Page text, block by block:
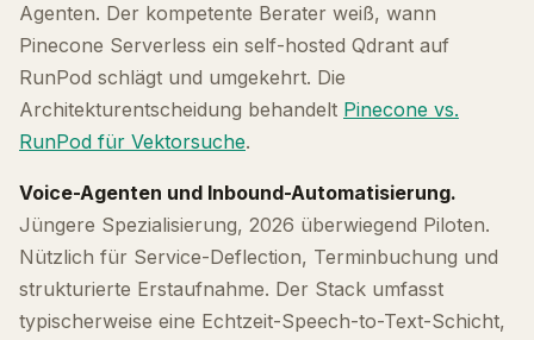
Agenten. Der kompetente Berater weiß, wann
Pinecone Serverless ein self-hosted Qdrant auf
RunPod schlägt und umgekehrt. Die
Architekturentscheidung behandelt Pinecone vs.
RunPod für Vektorsuche.
Voice-Agenten und Inbound-Automatisierung.
Jüngere Spezialisierung, 2026 überwiegend Piloten.
Nützlich für Service-Deflection, Terminbuchung und
strukturierte Erstaufnahme. Der Stack umfasst
typischerweise eine Echtzeit-Speech-to-Text-Schicht,